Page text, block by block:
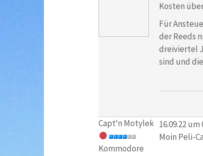
Kosten
Für
der Reeds
dreiviertel
sind und
Capt‘n Motylek
Kommodore
16.09.22 um
Moin Peli-